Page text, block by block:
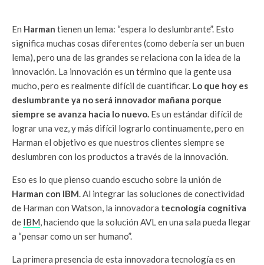
En Harman tienen un lema: “espera lo deslumbrante”. Esto
significa muchas cosas diferentes (como debería ser un buen
lema), pero una de las grandes se relaciona con la idea de la
innovación. La innovación es un término que la gente usa
mucho, pero es realmente difícil de cuantificar. Lo que hoy es
deslumbrante ya no será innovador mañana porque
siempre se avanza hacia lo nuevo. Es un estándar difícil de
lograr una vez, y más difícil lograrlo continuamente, pero en
Harman el objetivo es que nuestros clientes siempre se
deslumbren con los productos a través de la innovación.
Eso es lo que pienso cuando escucho sobre la unión de
Harman con IBM. Al integrar las soluciones de conectividad
de Harman con Watson, la innovadora tecnología cognitiva
de IBM, haciendo que la solución AVL en una sala pueda llegar
a “pensar como un ser humano”.
La primera presencia de esta innovadora tecnología es en